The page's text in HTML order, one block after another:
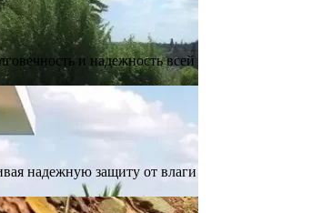
и надежность всей
надежную защиту от влаги